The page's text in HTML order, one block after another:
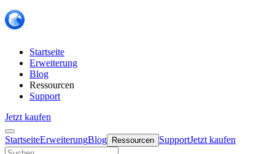
Startseite
Erweiterung
Blog
Ressourcen
Support
Jetzt kaufen
StartseiteErweiterungBlog Ressourcen SupportJetzt kaufen